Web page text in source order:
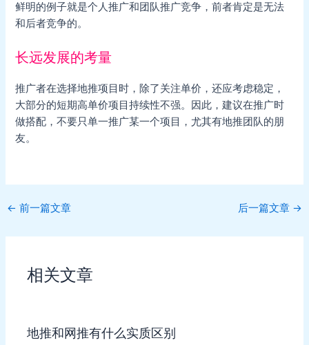
鲜明的例子就是个人推广和团队推广竞争，前者肯定是无法
和后者竞争的。
长远发展的考量
推广者在选择地推项目时，除了关注单价，还应考虑稳定，
大部分的短期高单价项目持续性不强。因此，建议在推广时
做搭配，不要只单一推广某一个项目，尤其有地推团队的朋
友。
Post
← 前一篇文章 后一篇文章 →
相关文章
地推和网推有什么实质区别